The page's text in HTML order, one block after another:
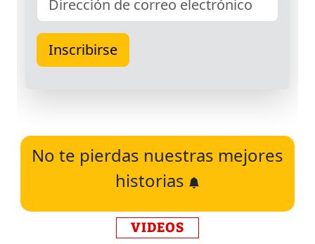
No te pierdas nuestras mejores
historias
VIDEOS